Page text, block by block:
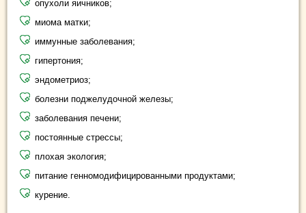
опухоли яичников;
миома матки;
иммунные заболевания;
гипертония;
эндометриоз;
болезни поджелудочной железы;
заболевания печени;
постоянные стрессы;
плохая экология;
питание генномодифицированными продуктами;
курение.